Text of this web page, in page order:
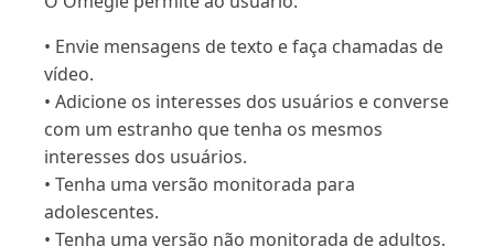
• Envie mensagens de texto e faça chamadas de
vídeo.
• Adicione os interesses dos usuários e converse
com um estranho que tenha os mesmos
interesses dos usuários.
• Tenha uma versão monitorada para
adolescentes.
• Tenha uma versão não monitorada de adultos.